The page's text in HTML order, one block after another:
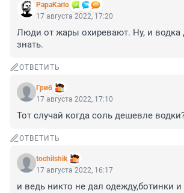
PapaKarlo
17 августа 2022, 17:20
Люди от жары охиревают. Ну, и водка
знать.
ОТВЕТИТЬ
Гриб
17 августа 2022, 17:10
Тот случай когда соль дешевле
ОТВЕТИТЬ
tochilshik
17 августа 2022, 16:17
и ведь никто не дал одежду,ботинки